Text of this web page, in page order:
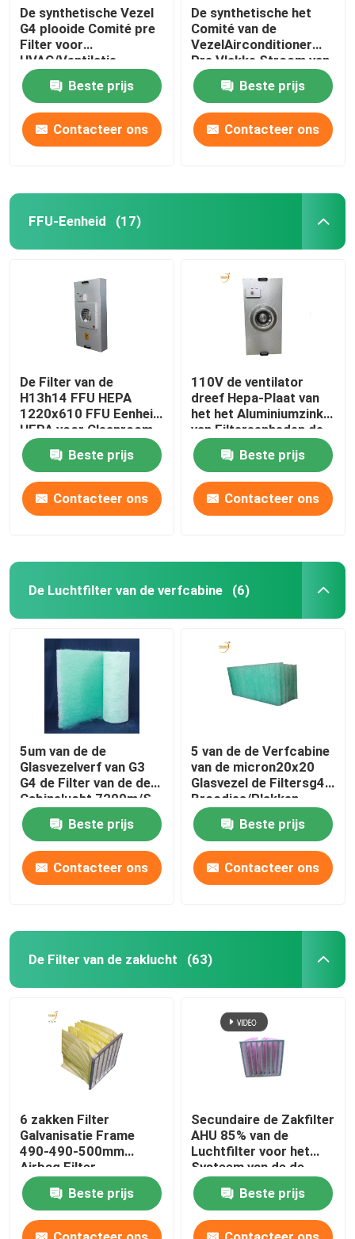
De synthetische Vezel
G4 plooide Comité pre
Filter voor
HVAC/Ventilatie
Beste prijs
Contacteer ons
De synthetische het
Comité van de
VezelAirconditioner
Pre Vlakke Stroom van
de Filter5um Grote
Lucht
Beste prijs
Contacteer ons
FFU-Eenheid (17)
De Filter van de
H13h14 FFU HEPA
1220x610 FFU Eenheid
HEPA voor Cleanroom
Beste prijs
Contacteer ons
110V de ventilator
dreef Hepa-Plaat van
het het Aluminiumzink
van Filtereenheden de
Met een laag bedekte
aan
Beste prijs
Contacteer ons
De Luchtfilter van de verfcabine (6)
5um van de de
Glasvezelverf van G3
G4 de Filter van de de
Cabinelucht 7200m/S
Beste prijs
Contacteer ons
5 van de de Verfcabine
van de micron20x20
Glasvezel de Filtersg4
Broodjes/Plakken
Beste prijs
Contacteer ons
De Filter van de zaklucht (63)
6 zakken Filter
Galvanisatie Frame
490-490-500mm
Airbag Filter
Beste prijs
Secundaire de Zakfilter
AHU 85% van de
Luchtfilter voor het
Systeem van de de
Industrieventilatie
Beste prijs